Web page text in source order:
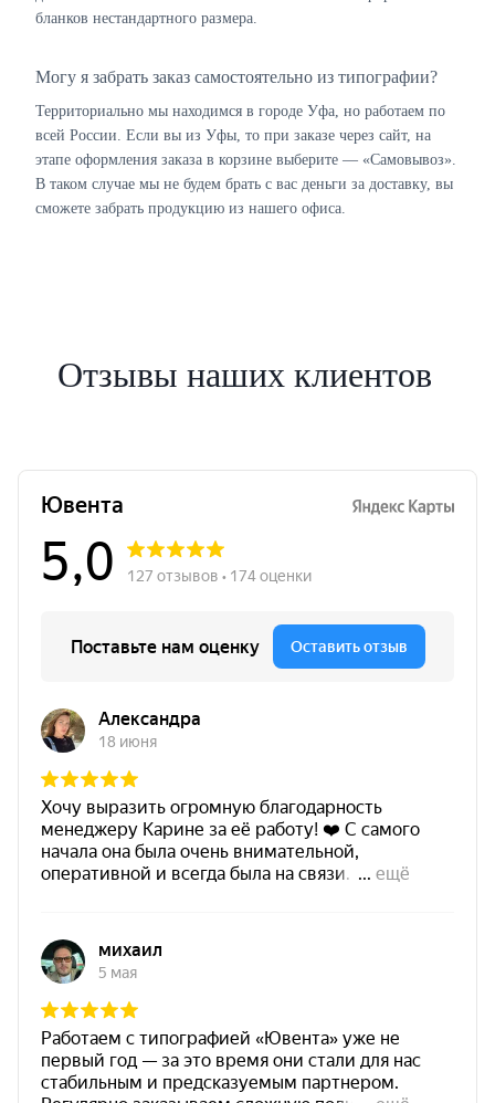
бланков нестандартного размера.
Могу я забрать заказ самостоятельно из типографии?
Территориально мы находимся в городе Уфа, но работаем по
всей России. Если вы из Уфы, то при заказе через сайт, на
этапе оформления заказа в корзине выберите — «Самовывоз».
В таком случае мы не будем брать с вас деньги за доставку, вы
сможете забрать продукцию из нашего офиса.
Отзывы наших клиентов